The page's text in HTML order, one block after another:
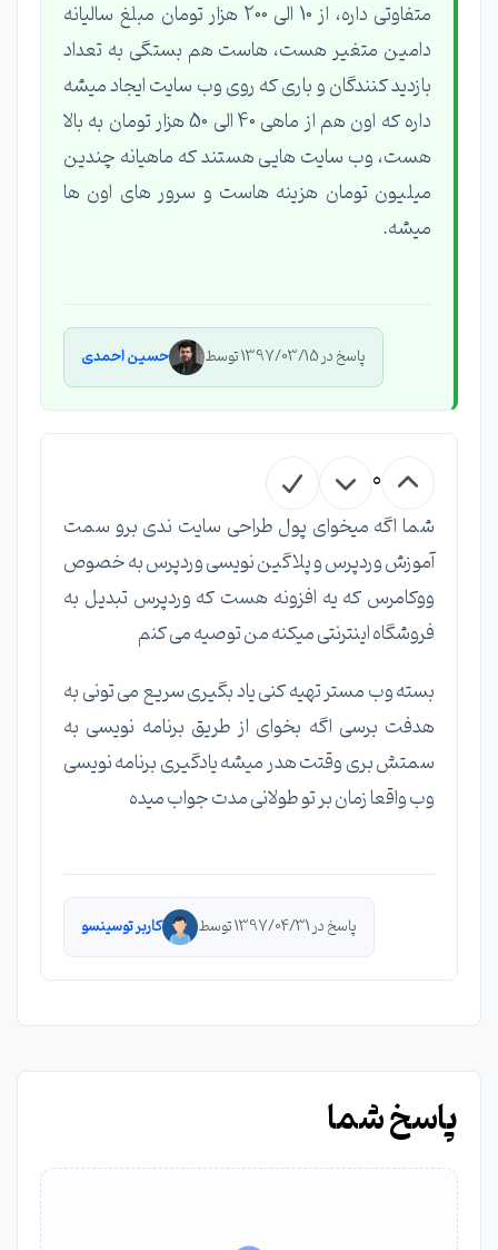
متفاوتی داره، از 10 الی 200 هزار تومان مبلغ سالیانه
دامین متغیر هست، هاست هم بستگی به تعداد
بازدید کنندگان و باری که روی وب سایت ایجاد میشه
داره که اون هم از ماهی 40 الی 50 هزار تومان به بالا
هست، وب سایت هایی هستند که ماهیانه چندین
میلیون تومان هزینه هاست و سرور های اون ها
میشه.
پاسخ در 1397/03/15 توسط حسین احمدی
0
شما اگه میخوای پول طراحی سایت ندی برو سمت
آموزش وردپرس و پلاگین نویسی وردپرس به خصوص
ووکامرس که یه افزونه هست که وردپرس تبدیل به
فروشگاه اینترنتی میکنه من توصیه می کنم
بسته وب مستر تهیه کنی یاد بگیری سریع می تونی به
هدفت برسی اگه بخوای از طریق برنامه نویسی به
سمتش بری وقتت هدر میشه یادگیری برنامه نویسی
وب واقعا زمان بر تو طولانی مدت جواب میده
پاسخ در 1397/04/31 توسط کاربر توسینسو
پاسخ شما